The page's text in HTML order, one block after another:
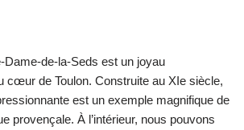
Dame-de-la-Seds est un joyau
cœur de Toulon. Construite au XIe siècle,
est un exemple magnifique de
provençale. À l’intérieur, nous pouvons